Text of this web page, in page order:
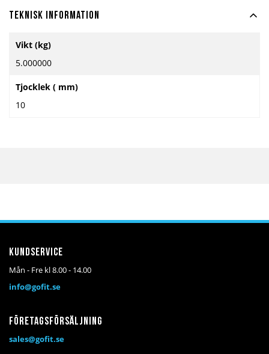
Teknisk information
information
Vikt (kg)
5.000000
Tjocklek ( mm)
10
Kundservice
Mån - Fre kl 8.00 - 14.00
info@gofit.se
Företagsförsäljning
sales@gofit.se